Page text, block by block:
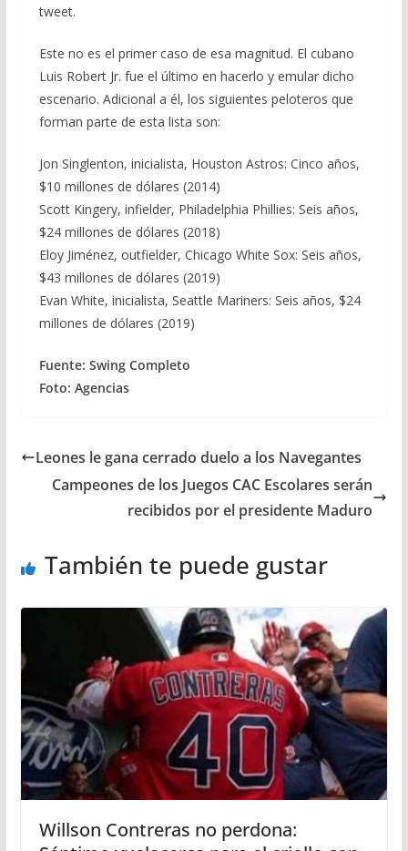
tweet.
Este no es el primer caso de esa magnitud. El cubano
Luis Robert Jr. fue el último en hacerlo y emular dicho
escenario. Adicional a él, los siguientes peloteros que
forman parte de esta lista son:
Jon Singlenton, inicialista, Houston Astros: Cinco años,
$10 millones de dólares (2014)
Scott Kingery, infielder, Philadelphia Phillies: Seis años,
$24 millones de dólares (2018)
Eloy Jiménez, outfielder, Chicago White Sox: Seis años,
$43 millones de dólares (2019)
Evan White, inicialista, Seattle Mariners: Seis años, $24
millones de dólares (2019)
Fuente: Swing Completo
Foto: Agencias
Leones le gana cerrado duelo a los Navegantes
Campeones de los Juegos CAC Escolares serán
recibidos por el presidente Maduro
También te puede gustar
Willson Contreras no perdona: